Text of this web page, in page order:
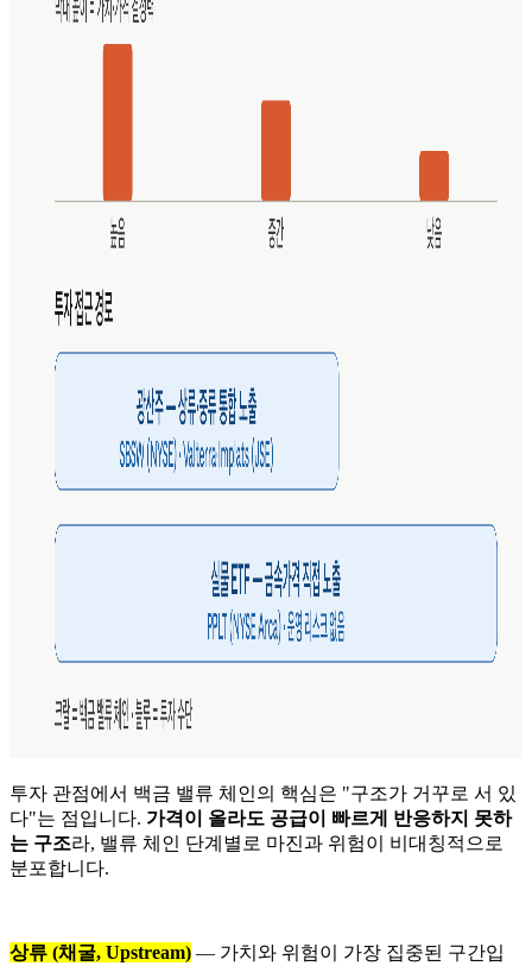
투자 관점에서 백금 밸류 체인의 핵심은 "구조가 거꾸로 서 있
다"는 점입니다. 가격이 올라도 공급이 빠르게 반응하지 못하
는 구조라, 밸류 체인 단계별로 마진과 위험이 비대칭적으로
분포합니다.
상류 (채굴, Upstream) — 가치와 위험이 가장 집중된 구간입